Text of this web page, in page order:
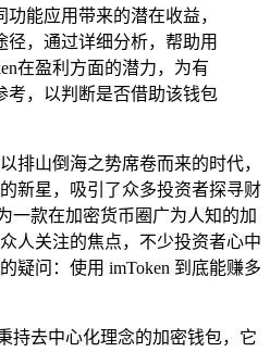
能应用带来的潜在收益，
径，通过详细分析，帮助用
在盈利方面的潜力，为有
考，以判断是否借助该钱包
排山倒海之势席卷而来的时代，
新星，吸引了众多投资者探寻财
一款在加密货币圈广为人知的加
人关注的焦点，不少投资者心中
疑问：使用 imToken 到底能赚多
持去中心化理念的加密钱包，它